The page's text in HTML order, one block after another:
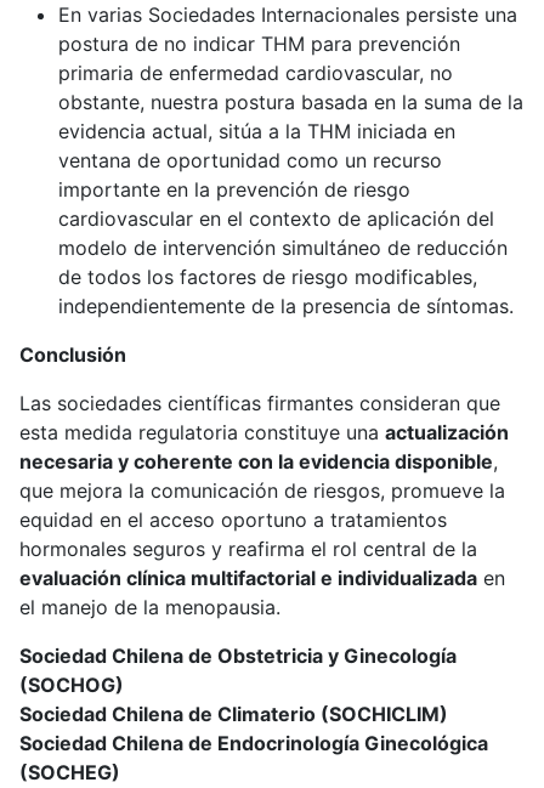
En varias Sociedades Internacionales persiste una
postura de no indicar THM para prevención
primaria de enfermedad cardiovascular, no
obstante, nuestra postura basada en la suma de la
evidencia actual, sitúa a la THM iniciada en
ventana de oportunidad como un recurso
importante en la prevención de riesgo
cardiovascular en el contexto de aplicación del
modelo de intervención simultáneo de reducción
de todos los factores de riesgo modificables,
independientemente de la presencia de síntomas.
Conclusión
Las sociedades científicas firmantes consideran que
esta medida regulatoria constituye una actualización
necesaria y coherente con la evidencia disponible,
que mejora la comunicación de riesgos, promueve la
equidad en el acceso oportuno a tratamientos
hormonales seguros y reafirma el rol central de la
evaluación clínica multifactorial e individualizada en
el manejo de la menopausia.
Sociedad Chilena de Obstetricia y Ginecología
(SOCHOG)
Sociedad Chilena de Climaterio (SOCHICLIM)
Sociedad Chilena de Endocrinología Ginecológica
(SOCHEG)